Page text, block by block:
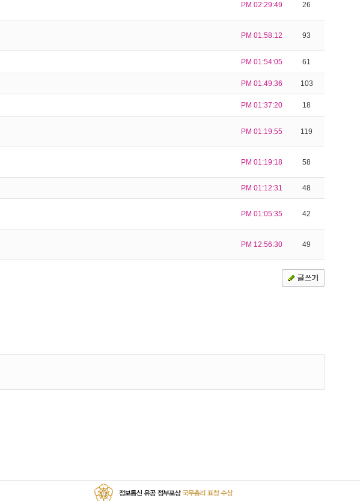
PM 02:29:49 26
PM 01:58:12 93
PM 01:54:05 61
PM 01:49:36 103
PM 01:37:20 18
PM 01:19:55 119
PM 01:19:18 58
PM 01:12:31 48
PM 01:05:35 42
PM 12:56:30 49